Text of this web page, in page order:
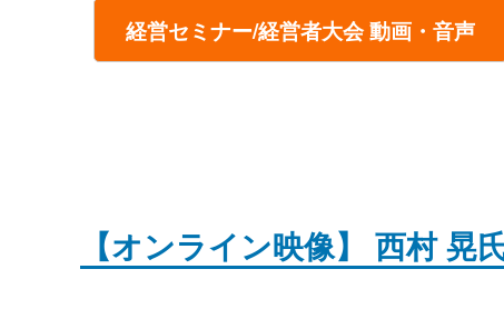
経営セミナー/経営者大会 動画・音声
【オンライン映像】 西村